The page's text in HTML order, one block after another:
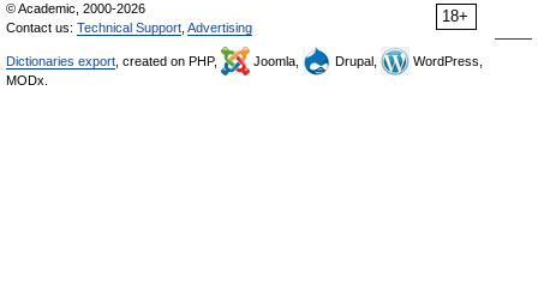
18+
© Academic, 2000-2026
Contact us: Technical Support Advertising
Dictionaries export , created on PHP, Joomla, Drupal,
WordPress,
MODx.